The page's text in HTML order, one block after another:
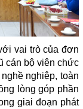
vai trò của đơn
cán bộ viên chức
nghiệp, toàn
lòng góp phần
giai đoạn phát